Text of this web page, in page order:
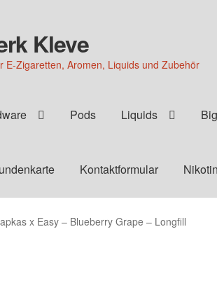
Kleve
E-Zigaretten, Aromen, Liquids und Zubehör
Pods Liquids
Kontaktformular
x Easy – Blueberry Grape – Longfill